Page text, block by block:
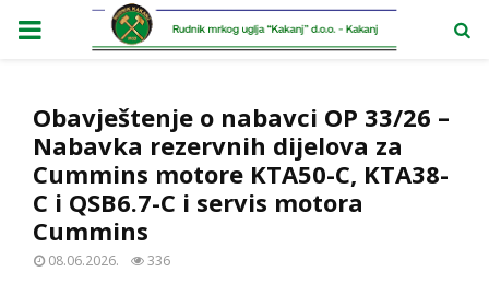
PRIMARY
Obavještenje o nabavci OP 33/26 –
Nabavka rezervnih dijelova za
Cummins motore KTA50-C, KTA38-
C i QSB6.7-C i servis motora
Cummins
08.06.2026. 336